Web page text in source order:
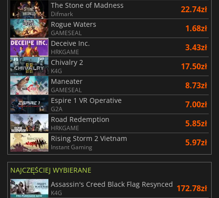
The Stone of Madness
Difmark 22.74zł
Rogue Waters
GAMESEAL 1.68zł
Deceive Inc.
HRKGAME 3.43zł
Chivalry 2
K4G 17.50zł
Maneater
GAMESEAL 8.73zł
Espire 1 VR Operative
G2A 7.00zł
Road Redemption
HRKGAME 5.85zł
Rising Storm 2 Vietnam
Instant Gaming 5.97zł
NAJCZĘŚCIEJ WYBIERANE
Assassin's Creed Black Flag Resynced
K4G 172.78zł